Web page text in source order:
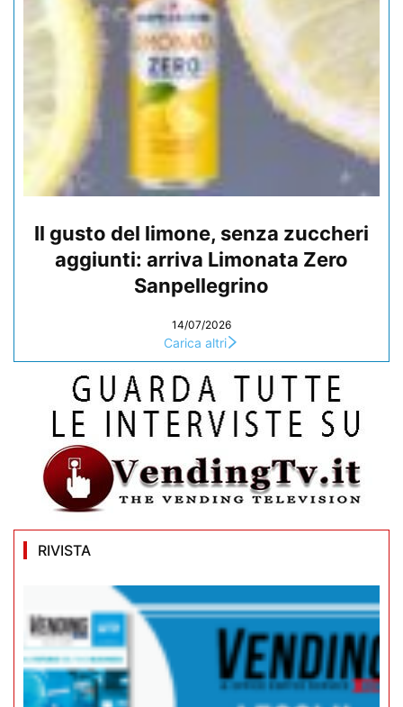
Il gusto del limone, senza zuccheri
aggiunti: arriva Limonata Zero
Sanpellegrino
14/07/2026
Carica altri
RIVISTA